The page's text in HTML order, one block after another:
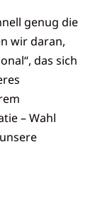
genug die
wir daran,
das sich
– Wahl